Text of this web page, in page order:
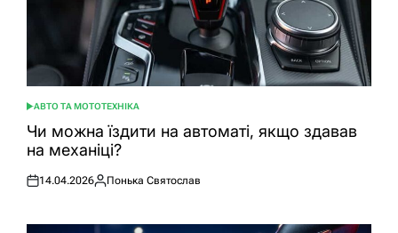
ОПУБЛІКУВАТИ
У
АВТО ТА МОТОТЕХНІКА
Чи можна їздити на автоматі, якщо здавав
на механіці?
Оприлюднено
14.04.2026
Опубліковано
Понька Святослав